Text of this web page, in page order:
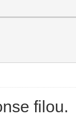
filou.